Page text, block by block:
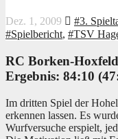
Dez. 1, 2009 #3.
#Spielbericht, #TSV
RC Borken-Hoxfeld
Ergebnis: 84:10
Im dritten Spiel der
erkennen lassen. Es
Wurfversuche erspielt,